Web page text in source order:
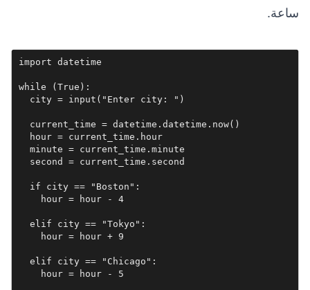
ساعة.
import datetime
while (True):
  city = input("Enter city: ")
  current_time = datetime.datetime.now()
  hour = current_time.hour
  minute = current_time.minute
  second = current_time.second
  if city == "Boston":
    hour = hour - 4
  elif city == "Tokyo":
    hour = hour + 9
  elif city == "Chicago":
    hour = hour - 5